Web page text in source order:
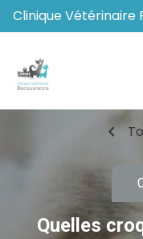
Clinique Vétérinaire
chevron_left
Quelles